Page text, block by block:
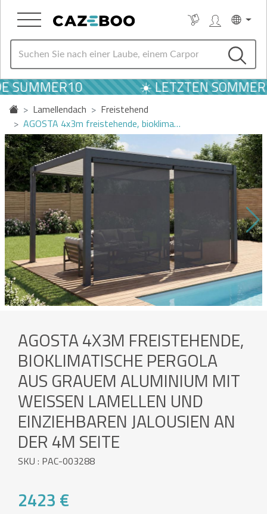
SUMMER10 ☀️ LETZTEN SOMMER
Lamellendach
Freistehend
AGOSTA 4x3m freistehende, bioklima…
AGOSTA 4X3M FREISTEHENDE,
BIOKLIMATISCHE PERGOLA
AUS GRAUEM ALUMINIUM MIT
WEISSEN LAMELLEN UND E
INZIEHBAREN JALOUSIEN AN D
ER 4M SEITE
SKU : PAC-003288
2423 €